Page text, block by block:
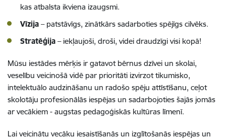
kas atbalsta ikviena izaugsmi.
Vīzija – patstāvīgs, zinātkārs sadarboties spējīgs cilvēks.
Stratēģija – iekļaujoši, droši, videi draudzīgi visi kopā!
Mūsu iestādes mērķis ir gatavot bērnus dzīvei un skolai,
veselību veicinošā vidē par prioritāti izvirzot tikumisko,
intelektuālo audzināšanu un radošo spēju attīstīšanu, ceļot
skolotāju profesionālās iespējas un sadarbojoties šajās jomās
ar vecākiem - augstas pedagoģiskās kultūras līmenī.
Lai veicinātu vecāku iesaistīšanās un izglītošanās iespējas un